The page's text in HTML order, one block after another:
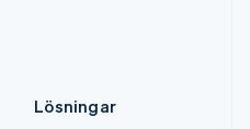
Lösningar